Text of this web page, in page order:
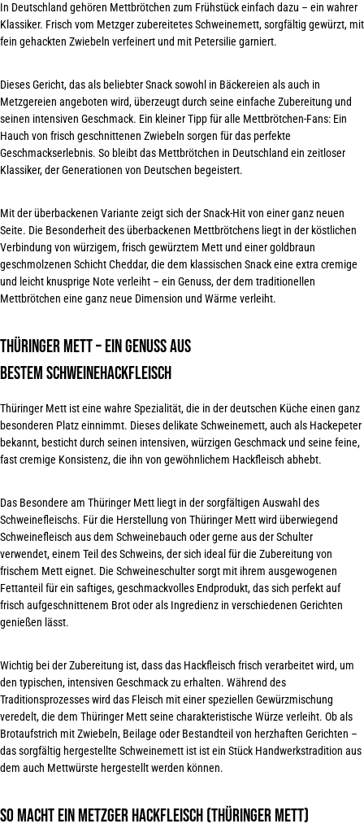
In Deutschland gehören Mettbrötchen zum Frühstück einfach dazu – ein wahrer
Klassiker. Frisch vom Metzger zubereitetes Schweinemett, sorgfältig gewürzt, mit
fein gehackten Zwiebeln verfeinert und mit Petersilie garniert.
Dieses Gericht, das als beliebter Snack sowohl in Bäckereien als auch in
Metzgereien angeboten wird, überzeugt durch seine einfache Zubereitung und
seinen intensiven Geschmack. Ein kleiner Tipp für alle Mettbrötchen-Fans: Ein
Hauch von frisch geschnittenen Zwiebeln sorgen für das perfekte
Geschmackserlebnis. So bleibt das Mettbrötchen in Deutschland ein zeitloser
Klassiker, der Generationen von Deutschen begeistert.
Mit der überbackenen Variante zeigt sich der Snack-Hit von einer ganz neuen
Seite. Die Besonderheit des überbackenen Mettbrötchens liegt in der köstlichen
Verbindung von würzigem, frisch gewürztem Mett und einer goldbraun
geschmolzenen Schicht Cheddar, die dem klassischen Snack eine extra cremige
und leicht knusprige Note verleiht – ein Genuss, der dem traditionellen
Mettbrötchen eine ganz neue Dimension und Wärme verleiht.
Thüringer Mett – Ein Genuss aus
bestem Schweinehackfleisch
Thüringer Mett ist eine wahre Spezialität, die in der deutschen Küche einen ganz
besonderen Platz einnimmt. Dieses delikate Schweinemett, auch als Hackepeter
bekannt, besticht durch seinen intensiven, würzigen Geschmack und seine feine,
fast cremige Konsistenz, die ihn von gewöhnlichem Hackfleisch abhebt.
Das Besondere am Thüringer Mett liegt in der sorgfältigen Auswahl des
Schweinefleischs. Für die Herstellung von Thüringer Mett wird überwiegend
Schweinefleisch aus dem Schweinebauch oder gerne aus der Schulter
verwendet, einem Teil des Schweins, der sich ideal für die Zubereitung von
frischem Mett eignet. Die Schweineschulter sorgt mit ihrem ausgewogenen
Fettanteil für ein saftiges, geschmackvolles Endprodukt, das sich perfekt auf
frisch aufgeschnittenem Brot oder als Ingredienz in verschiedenen Gerichten
genießen lässt.
Wichtig bei der Zubereitung ist, dass das Hackfleisch frisch verarbeitet wird, um
den typischen, intensiven Geschmack zu erhalten. Während des
Traditionsprozesses wird das Fleisch mit einer speziellen Gewürzmischung
veredelt, die dem Thüringer Mett seine charakteristische Würze verleiht. Ob als
Brotaufstrich mit Zwiebeln, Beilage oder Bestandteil von herzhaften Gerichten –
das sorgfältig hergestellte Schweinemett ist ist ein Stück Handwerkstradition aus
dem auch Mettwürste hergestelltwerden können.
So macht ein Metzger Hackfleisch(Thüringer Mett)